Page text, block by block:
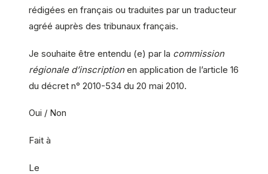
rédigées en français ou traduites par un traducteur
agréé auprès des tribunaux français.
Je souhaite être entendu (e) par la commission
régionale d’inscriptionen application de l’article 16
du décret n° 2010-534 du 20 mai 2010.
Oui / Non
Fait à
Le